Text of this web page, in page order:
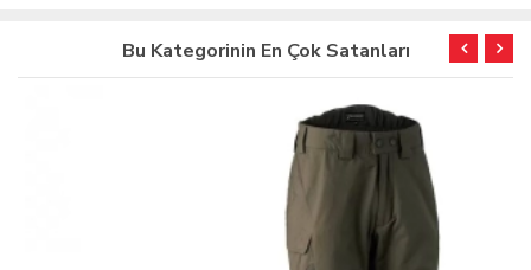
Bu Kategorinin En Çok Satanları